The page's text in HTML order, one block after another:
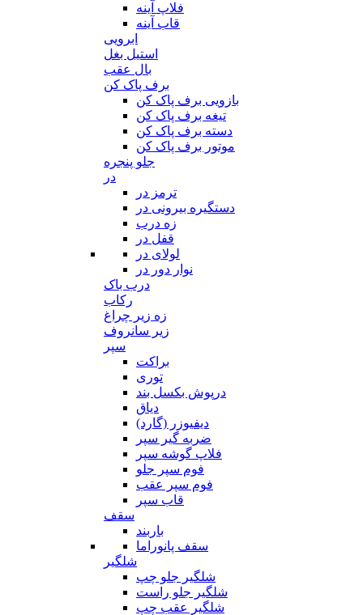
فلاپ آینه
قاب آینه
ابرویی
استیل بغل
بال عقب
برف پاک کن
بازویی برف پاک کن
تیغه برف پاک کن
دسته برف پاک کن
موتور برف پاک کن
جلو پنجره
در
ترمز در
دستگیره بیرونی در
زه درب
قفل در
لولای در
نوار دور در
درب باک
رکاب
زه زیر چراغ
زیر سانروف
سپر
براکت
توری
درپوش بکسل بند
دیاق
دیفیوزر (گارد)
ضربه گیر سپر
فلاپ گوشه سپر
فوم سپر جلو
فوم سپر عقب
قاب سپر
سقف
باربند
سقف پانوراما
شلگیر
شلگیر جلو چپ
شلگیر جلو راست
شلگیر عقب چپ